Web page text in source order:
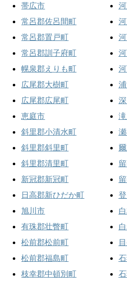
帯広市
常呂郡佐呂間町
常呂郡置戸町
常呂郡訓子府町
幌泉郡えりも町
広尾郡大樹町
広尾郡広尾町
恵庭市
斜里郡小清水町
斜里郡斜里町
斜里郡清里町
新冠郡新冠町
日高郡新ひだか町
旭川市
有珠郡壮瞥町
松前郡松前町
松前郡福島町
枝幸郡中頓別町